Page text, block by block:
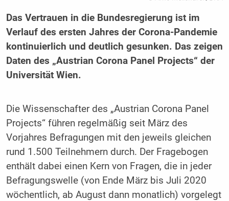
Das Vertrauen in die Bundesregierung ist im
Verlauf des ersten Jahres der Corona-Pandemie
kontinuierlich und deutlich gesunken. Das zeigen
Daten des „Austrian Corona Panel Projects“ der
Universität Wien.
Die Wissenschafter des „Austrian Corona Panel
Projects“ führen regelmäßig seit März des
Vorjahres Befragungen mit den jeweils gleichen
rund 1.500 Teilnehmern durch. Der Fragebogen
enthält dabei einen Kern von Fragen, die in jeder
Befragungswelle (von Ende März bis Juli 2020
wöchentlich, ab August dann monatlich) vorgelegt